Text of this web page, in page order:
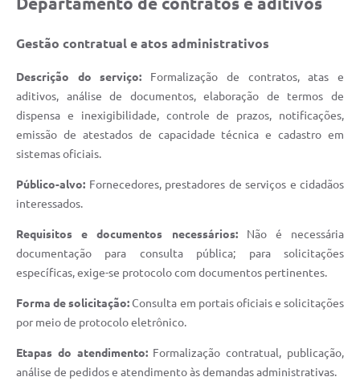
Gestão contratual e atos administrativos
Descrição do serviço: Formalização de contratos, atas e
aditivos, análise de documentos, elaboração de termos de
dispensa e inexigibilidade, controle de prazos, notificações,
emissão de atestados de capacidade técnica e cadastro em
sistemas oficiais.
Público-alvo: Fornecedores, prestadores de serviços e cidadãos
interessados.
Requisitos e documentos necessários:Não é necessária
documentação para consulta pública; para solicitações
específicas, exige-se protocolo com documentos pertinentes.
Forma de solicitação:Consulta em portais oficiais e solicitações
por meio de protocolo eletrônico.
Etapas do atendimento:Formalização contratual, publicação,
análise de pedidos e atendimento às demandas administrativas.